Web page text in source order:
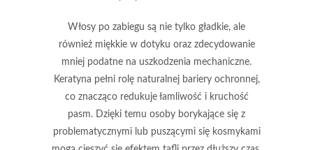
Włosy po zabiegu są nie tylko gładkie, ale
również miękkie w dotyku oraz zdecydowanie
mniej podatne na uszkodzenia mechaniczne.
Keratyna pełni rolę naturalnej bariery ochronnej,
co znacząco redukuje łamliwość i kruchość
pasm. Dzięki temu osoby borykające się z
problematycznymi lub puszącymi się kosmykami